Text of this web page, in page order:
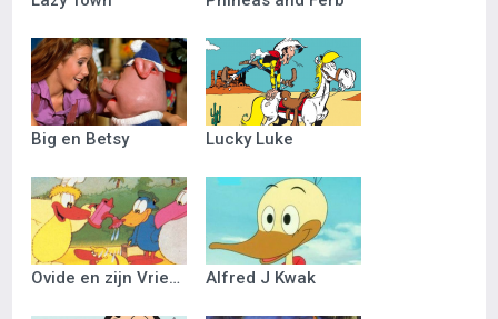
Big en Betsy Lucky Luke
Ovide en zijn Vriendjes Alfred J Kwak